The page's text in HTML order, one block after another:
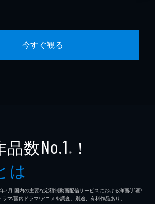
今すぐ観る
品数No.1 ※ ！
は
7⽉ 国内の主要な定額制動画配信サービスにおける洋画/邦画/
マ/国内ドラマ/アニメを調査。別途、有料作品あり。